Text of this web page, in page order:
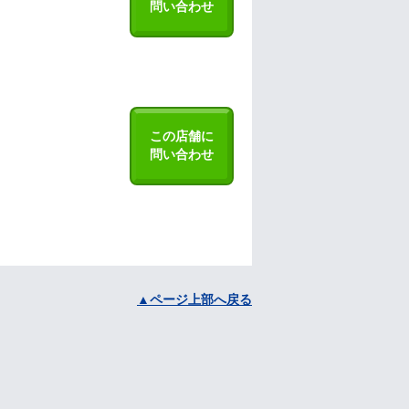
問い合わせ
この店舗に
問い合わせ
▲ページ上部へ戻る